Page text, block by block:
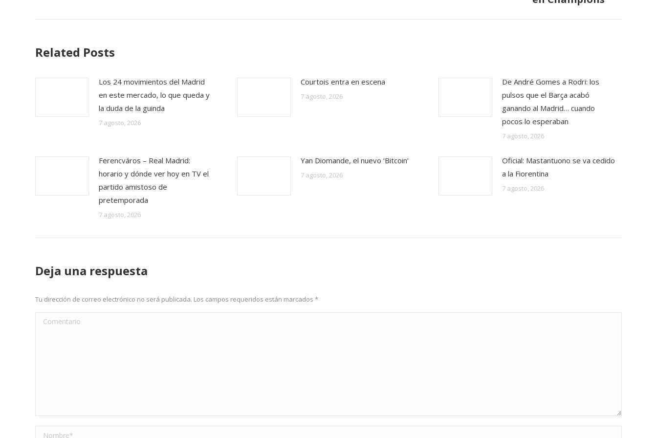
Related Posts
Los 24 movimientos del Madrid
en este mercado, lo que queda y
la duda de la guinda
7 agosto, 2026
Courtois entra en escena
7 agosto, 2026
De André Gomes a Rodri: los
pulsos que el Barça acabó
ganando al Madrid… cuando
pocos lo esperaban
7 agosto, 2026
Ferencváros – Real Madrid:
horario y dónde ver hoy en TV el
partido amistoso de
pretemporada
7 agosto, 2026
Yan Diomande, el nuevo ‘Bitcoin’
7 agosto, 2026
Oficial: Mastantuono se va cedido
a la Fiorentina
7 agosto, 2026
Deja una respuesta
Tu dirección de correo electrónico no será publicada. Los campos requeridos están marcados *
Comentario
Nombre *